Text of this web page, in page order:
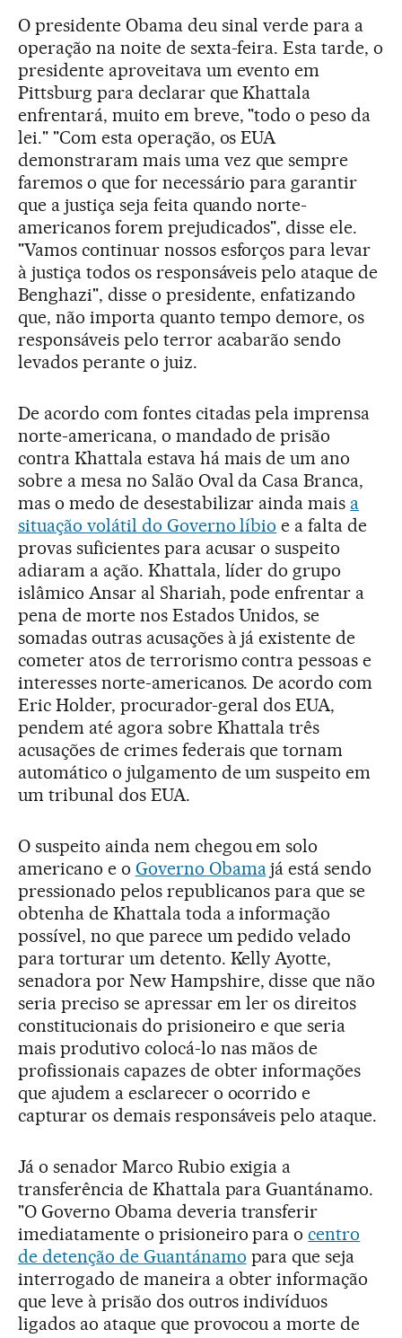
O presidente Obama deu sinal verde para a
operação na noite de sexta-feira. Esta tarde, o
presidente aproveitava um evento em
Pittsburg para declarar que Khattala
enfrentará, muito em breve, "todo o peso da
lei." "Com esta operação, os EUA
demonstraram mais uma vez que sempre
faremos o que for necessário para garantir
que a justiça seja feita quando norte-
americanos forem prejudicados", disse ele.
"Vamos continuar nossos esforços para levar
à justiça todos os responsáveis pelo ataque de
Benghazi", disse o presidente, enfatizando
que, não importa quanto tempo demore, os
responsáveis pelo terror acabarão sendo
levados perante o juiz.
De acordo com fontes citadas pela imprensa
norte-americana, o mandado de prisão
contra Khattala estava há mais de um ano
sobre a mesa no Salão Oval da Casa Branca,
mas o medo de desestabilizar ainda mais a
situação volátil do Governo líbio e a falta de
provas suficientes para acusar o suspeito
adiaram a ação. Khattala, líder do grupo
islâmico Ansar al Shariah, pode enfrentar a
pena de morte nos Estados Unidos, se
somadas outras acusações à já existente de
cometer atos de terrorismo contra pessoas e
interesses norte-americanos. De acordo com
Eric Holder, procurador-geral dos EUA,
pendem até agora sobre Khattala três
acusações de crimes federais que tornam
automático o julgamento de um suspeito em
um tribunal dos EUA.
O suspeito ainda nem chegou em solo
americano e o Governo Obamajá está sendo
pressionado pelos republicanos para que se
obtenha de Khattala toda a informação
possível, no que parece um pedido velado
para torturar um detento. Kelly Ayotte,
senadora por New Hampshire, disse que não
seria preciso se apressar em ler os direitos
constitucionais do prisioneiro e que seria
mais produtivo colocá-lo nas mãos de
profissionais capazes de obter informações
que ajudem a esclarecer o ocorrido e
capturar os demais responsáveis pelo ataque.
Já o senador Marco Rubio exigia a
transferência de Khattala para Guantánamo.
"O Governo Obama deveria transferir
imediatamente o prisioneiro para ocentro
de detenção de Guantánamo para que seja
interrogado de maneira a obter informação
que leve à prisão dos outros indivíduos
ligados ao ataque que provocou a morte de